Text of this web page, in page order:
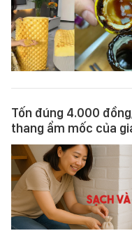
Tốn đúng 4.000
thang ẩm mốc của